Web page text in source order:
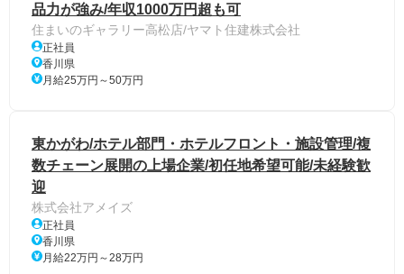
品力が強み/年収1000万円超も可
住まいのギャラリー高松店/ヤマト住建株式会社
正社員
香川県
月給25万円～50万円
東かがわ/ホテル部門・ホテルフロント・施設管理/複
数チェーン展開の上場企業/初任地希望可能/未経験歓
迎
株式会社アメイズ
正社員
香川県
月給22万円～28万円